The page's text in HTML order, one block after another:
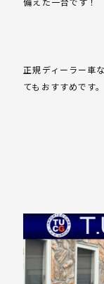
正規ディーラー車
てもおすすめです。